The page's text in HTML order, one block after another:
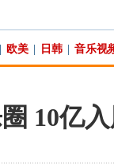
欧美 日韩 音乐视
10亿